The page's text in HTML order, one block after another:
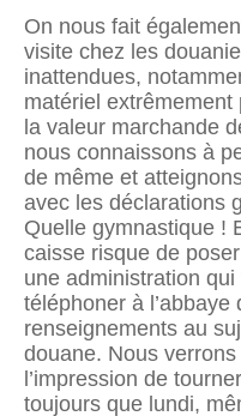
On nous fait
visite chez les
inattendues,
matériel
la valeur marchande
nous connaissons à
de même et
avec les déclarations
Quelle gymnastique !
caisse risque de
une administration
téléphoner à
renseignements au
douane. Nous
l’impres­sion de
toujours que lundi,